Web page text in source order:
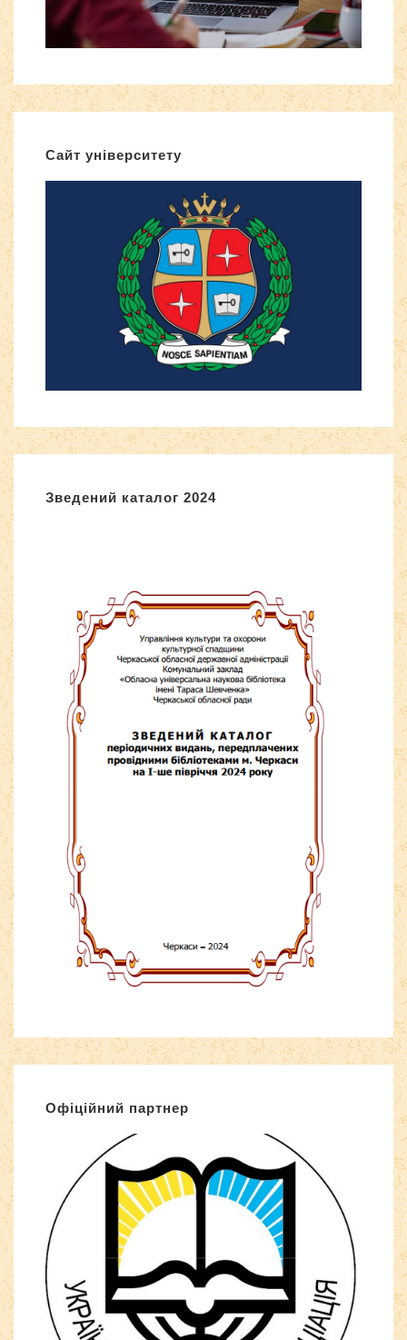
Сайт університету
Зведений каталог 2024
Офіційний партнер